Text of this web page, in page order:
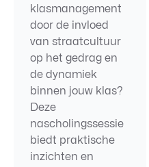
klasmanagement
door de invloed
van straatcultuur
op het gedrag en
de dynamiek
binnen jouw klas?
Deze
nascholingssessie
biedt praktische
inzichten en